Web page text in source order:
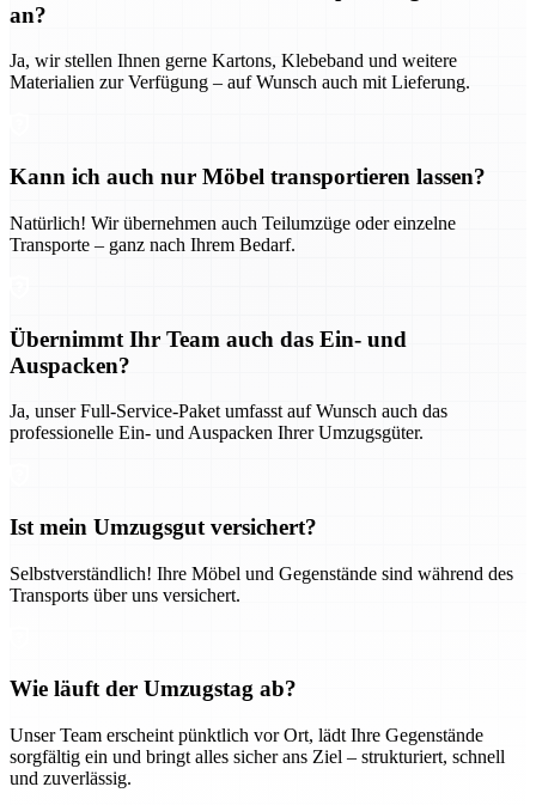
an?
Ja, wir stellen Ihnen gerne Kartons, Klebeband und weitere
Materialien zur Verfügung – auf Wunsch auch mit Lieferung.
Kann ich auch nur Möbel transportieren lassen?
Natürlich! Wir übernehmen auch Teilumzüge oder einzelne
Transporte – ganz nach Ihrem Bedarf.
Übernimmt Ihr Team auch das Ein- und
Auspacken?
Ja, unser Full-Service-Paket umfasst auf Wunsch auch das
professionelle Ein- und Auspacken Ihrer Umzugsgüter.
Ist mein Umzugsgut versichert?
Selbstverständlich! Ihre Möbel und Gegenstände sind während des
Transports über uns versichert.
Wie läuft der Umzugstag ab?
Unser Team erscheint pünktlich vor Ort, lädt Ihre Gegenstände
sorgfältig ein und bringt alles sicher ans Ziel – strukturiert, schnell
und zuverlässig.